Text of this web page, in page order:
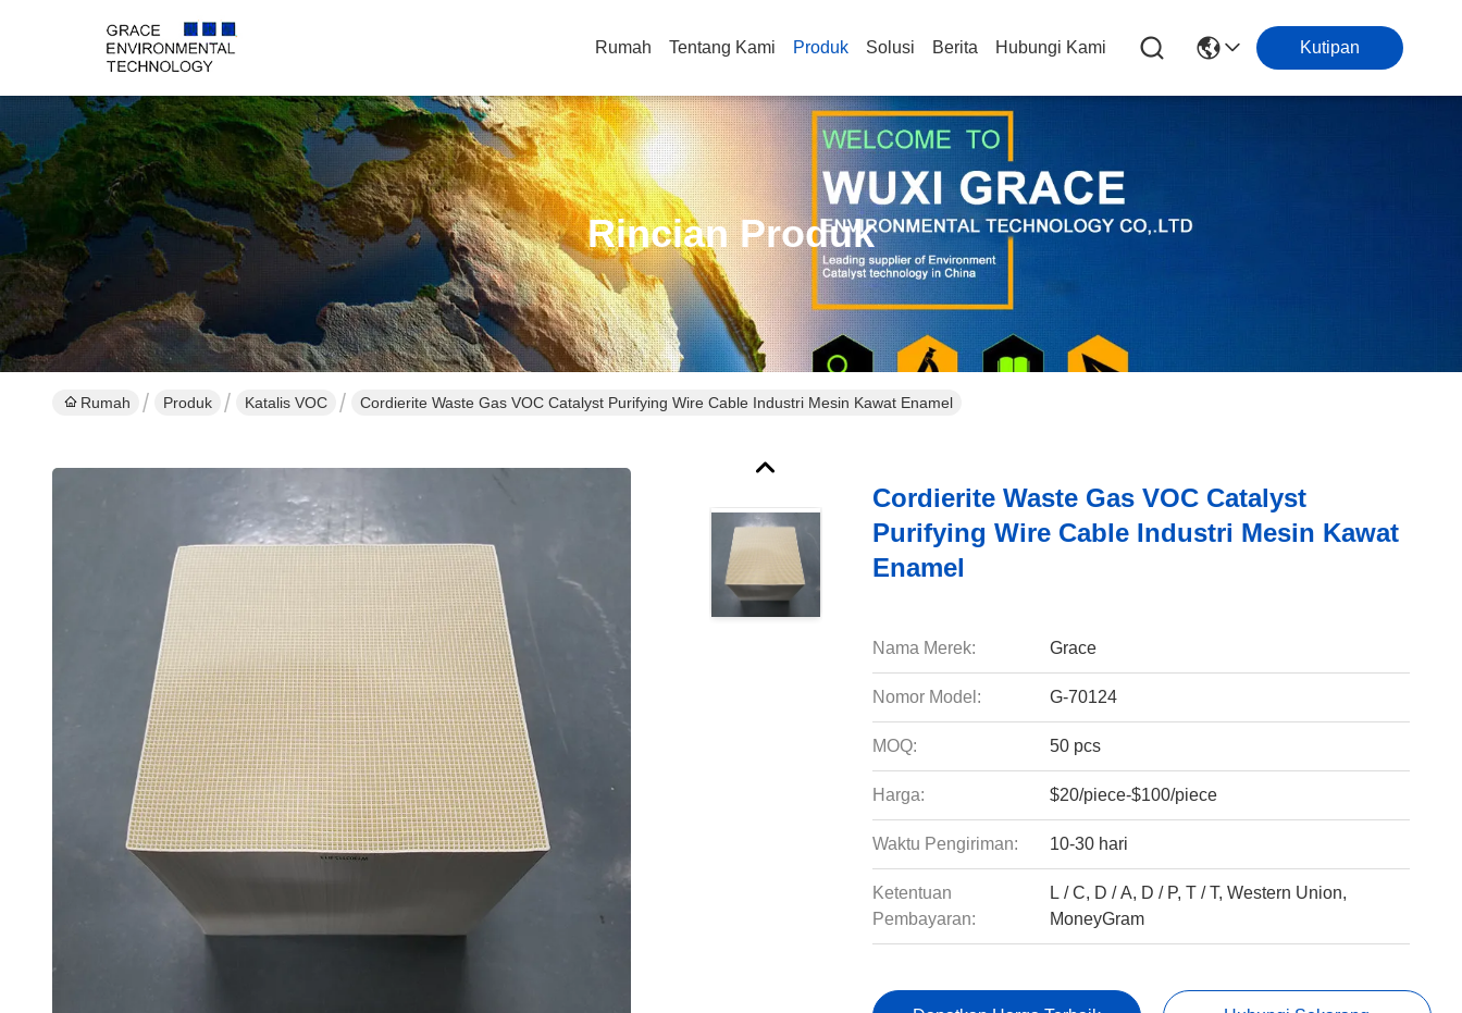
Rumah Tentang Kami Produk Solusi Berita Hubungi Kami Kutipan
Rincian Produk
Rumah Produk Katalis VOC Cordierite Waste Gas VOC Catalyst Purifying Wire Cable Industri Mesin Kawat Enamel
Cordierite Waste Gas VOC Catalyst
Purifying Wire Cable Industri Mesin Kawat
Enamel
Nama Merek: Grace
Nomor Model: G-70124
MOQ: 50 pcs
Harga: $20/piece-$100/piece
Waktu Pengiriman: 10-30 hari
Ketentuan
Pembayaran:
L / C, D / A, D / P, T / T, Western Union,
MoneyGram